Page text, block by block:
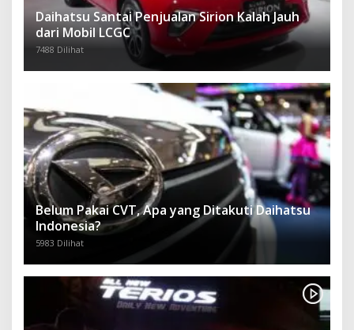
Daihatsu Santai Penjualan Sirion Kalah Jauh
dari Mobil LCGC
7488 Dilihat
Belum Pakai CVT, Apa yang Ditakuti Daihatsu
Indonesia?
5983 Dilihat